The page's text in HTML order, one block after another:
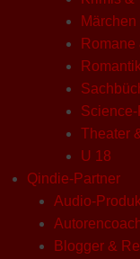
Theater
U 18
Qindie-Partner
Audio-
Blogger &